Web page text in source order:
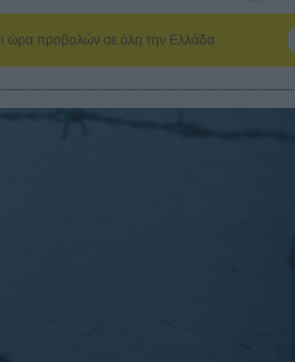
ώρα προβολών σε όλη την Ελλάδα